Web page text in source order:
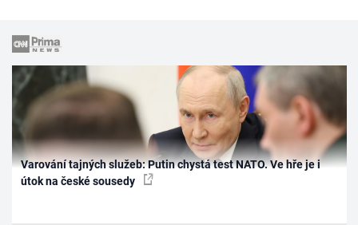
Varování tajných služeb: Putin chystá test NATO. Ve hře je i
útok na české sousedy